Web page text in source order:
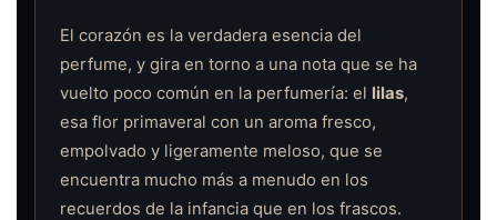
El corazón es la verdadera esencia del
perfume, y gira en torno a una nota que se ha
vuelto poco común en la perfumería: el lilas,
esa flor primaveral con un aroma fresco,
empolvado y ligeramente meloso, que se
encuentra mucho más a menudo en los
recuerdos de la infancia que en los frascos.